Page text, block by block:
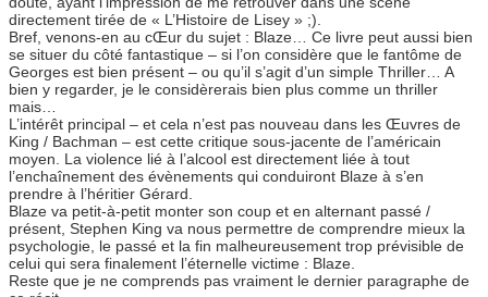
directement tirée de « L’Histoire de Lisey » ;).
Bref, venons-en au cŒur du sujet : Blaze… Ce livre peut aussi bien
se situer du côté fantastique – si l’on considère que le fantôme de
Georges est bien présent – ou qu’il s’agit d’un simple Thriller… A
bien y regarder, je le considèrerais bien plus comme un thriller
mais…
L’intérêt principal – et cela n’est pas nouveau dans les Œuvres de
King / Bachman – est cette critique sous-jacente de l’américain
moyen. La violence lié à l’alcool est directement liée à tout
l’enchaînement des évènements qui conduiront Blaze à s’en
prendre à l’héritier Gérard.
Blaze va petit-à-petit monter son coup et en alternant passé /
présent, Stephen King va nous permettre de comprendre mieux la
psychologie, le passé et la fin malheureusement trop prévisible de
celui qui sera finalement l’éternelle victime : Blaze.
Reste que je ne comprends pas vraiment le dernier paragraphe de